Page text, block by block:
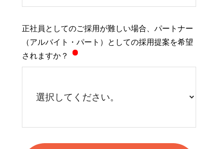
正社員としてのご採用が難しい場合、パートナー
（アルバイト・パート）としての採用提案を希望
されますか？